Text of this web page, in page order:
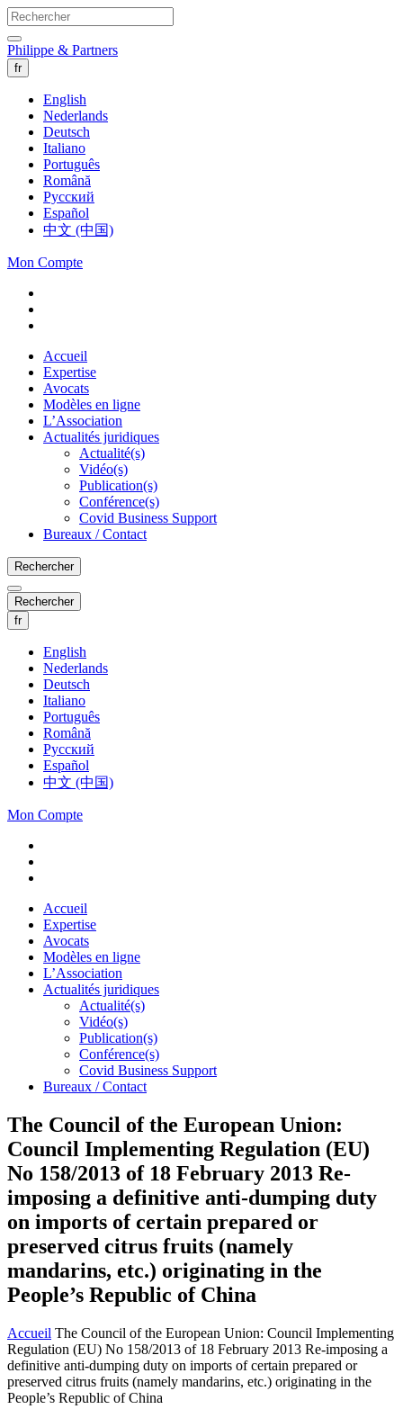
Philippe & Partners
fr
English
Nederlands
Deutsch
Italiano
Português
Română
Русский
Español
中文 (中国)
Mon Compte
Accueil
Expertise
Avocats
Modèles en ligne
L’Association
Actualités juridiques
Actualité(s)
Vidéo(s)
Publication(s)
Conférence(s)
Covid Business Support
Bureaux / Contact
Rechercher
Rechercher
fr
English
Nederlands
Deutsch
Italiano
Português
Română
Русский
Español
中文 (中国)
Mon Compte
Accueil
Expertise
Avocats
Modèles en ligne
L’Association
Actualités juridiques
Actualité(s)
Vidéo(s)
Publication(s)
Conférence(s)
Covid Business Support
Bureaux / Contact
The Council of the European Union:
Council Implementing Regulation (EU)
No 158/2013 of 18 February 2013 Re-
imposing a definitive anti-dumping duty
on imports of certain prepared or
preserved citrus fruits (namely
mandarins, etc.) originating in the
People’s Republic of China
Accueil The Council of the European Union: Council Implementing
Regulation (EU) No 158/2013 of 18 February 2013 Re-imposing a
definitive anti-dumping duty on imports of certain prepared or
preserved citrus fruits (namely mandarins, etc.) originating in the
People’s Republic of China